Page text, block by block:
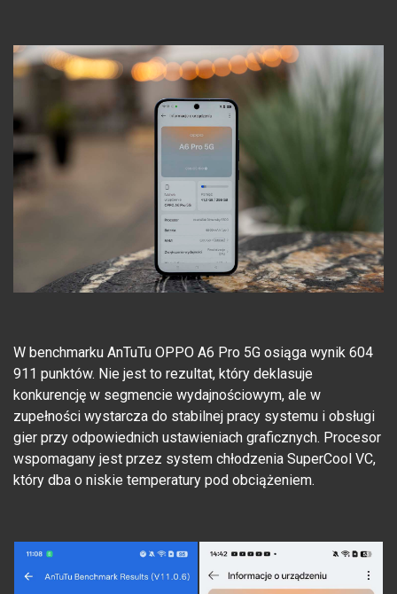
W benchmarku AnTuTu OPPO A6 Pro 5G osiąga wynik 604
911 punktów. Nie jest to rezultat, który deklasuje
konkurencję w segmencie wydajnościowym, ale w
zupełności wystarcza do stabilnej pracy systemu i obsługi
gier przy odpowiednich ustawieniach graficznych. Procesor
wspomagany jest przez system chłodzenia SuperCool VC,
który dba o niskie temperatury pod obciążeniem.